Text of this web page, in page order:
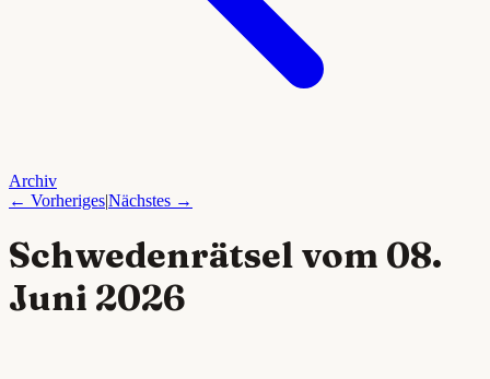
Archiv
← Vorheriges|Nächstes →
Schwedenrätsel vom 08.
Juni 2026